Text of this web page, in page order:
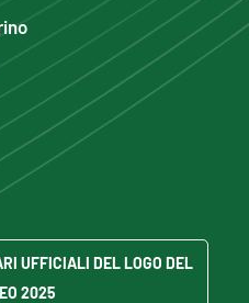
UFFICIALI DEL LOGO DEL
2025